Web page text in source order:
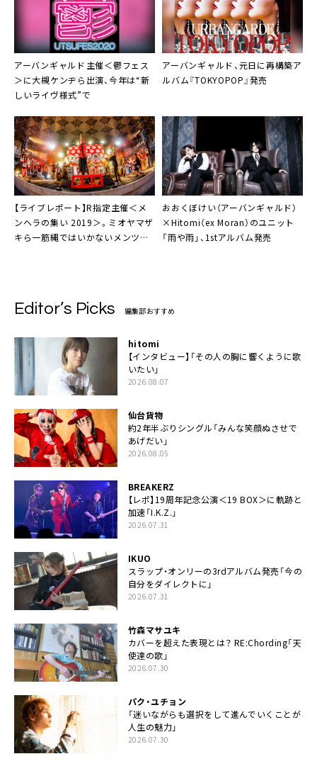
アーバンギャルド 主催＜鬱フェス
＞に大槻ケンヂ ら出演、今年は“新
しいライヴ様式”で
アーバンギャルド 、元日に再構築ア
ルバム『TOKYOPOP』発売
【ライブレポート】R指定主催＜メ
ンヘラの集い 2019＞。ミオヤマザ
キら一筋縄ではいかないメンツが
おおくぼけい（アーバンギャルド）
×Hitomi（ex Moran）のユニット
「雨や雨」 、1stアルバム発売
Editor’s Picks 編集部おすすめ
hitomi
【インタビュー】「その人の胸に響くように歌
いたい」
2026.08.07
仙台貨物
約2年半ぶりシングル「みんな笑顔ぬさせで
あげだい」
2026.08.05
BREAKERZ
【レポ】19周年記念公演＜19 BOX＞に軌跡と
加速「I.K.Z.」
2026.07.31
IKUO
スラップ・オンリーの3rdアルバム発売「今の
自分をダイレクトに」
2026.07.31
竹森マサユキ
カバーを超えた表現とは？ RE:Chording「天
使達の歌」
2026.07.30
パク・ユチョン
「迷いながらも選択をして進んでいくことが
人生の魅力」
2026.07.30